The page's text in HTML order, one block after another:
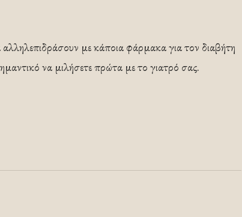
με κάποια φάρμακα για τον διαβήτη
να μιλήσετε πρώτα με το γιατρό σας.